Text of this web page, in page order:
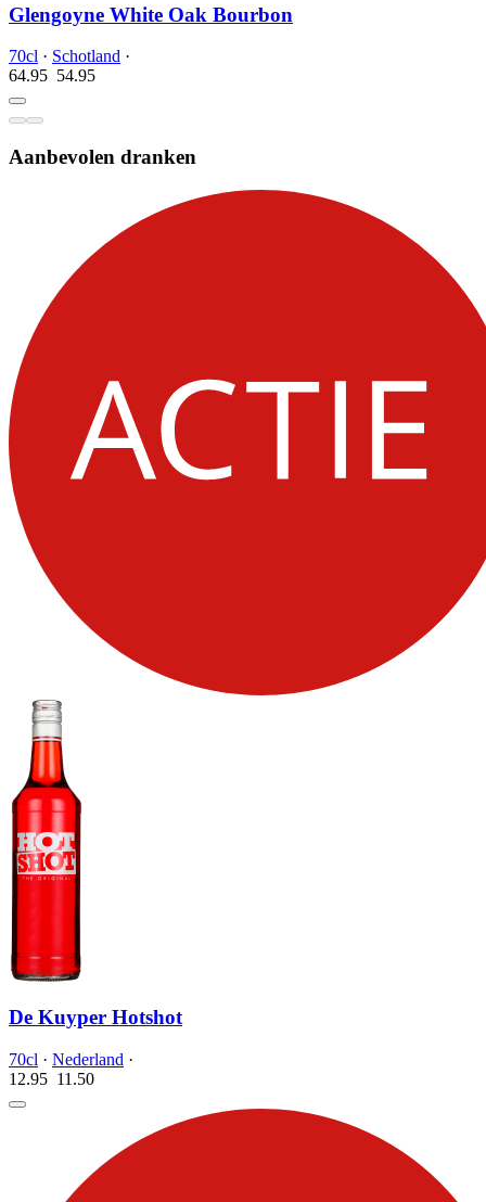
Glengoyne White Oak Bourbon
70cl · Schotland ·
64.95 54.95
Aanbevolen dranken
De Kuyper Hotshot
70cl · Nederland ·
12.95 11.50